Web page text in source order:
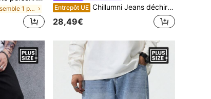
de Ensemble 1 pièce Jeans grande taille pour homme Entrepôt UE Chillumni Jeans déchirés et effilochés avec lavage au javel pour hommes, jeans slim fit à long lavage bleu foncé uni, jeans cargo, pour maris, cadeaux pour petits amis
28,49€